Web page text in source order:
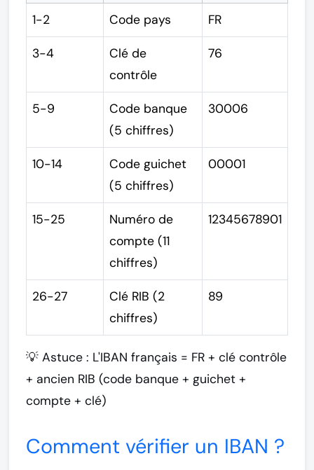
1-2 Code pays FR
3-4
Clé de
contrôle
76
5-9
Code banque
(5 chiffres)
30006
10-14
Code guichet
(5 chiffres)
00001
15-25
Numéro de
compte (11
chiffres)
12345678901
26-27
Clé RIB (2
chiffres)
89
💡 Astuce : L'IBAN français = FR + clé contrôle
+ ancien RIB (code banque + guichet +
compte + clé)
Comment vérifier un IBAN ?